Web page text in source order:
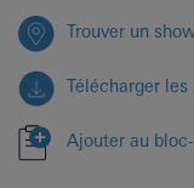
Trouver un
Télécharger
Ajouter au